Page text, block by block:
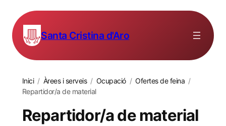
Santa Cristina d'Aro
Inici / Àrees i serveis / Ocupació / Ofertes de feina /
Repartidor/a de material
Repartidor/a de material